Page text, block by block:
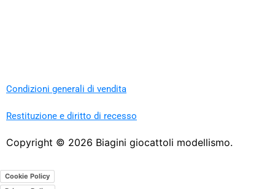
Condizioni generali di vendita
Restituzione e diritto di recesso
Copyright © 2026 Biagini giocattoli modellismo.
Cookie Policy